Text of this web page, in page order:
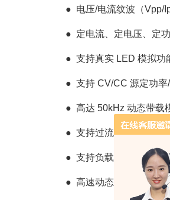
● 电压/电流纹波（Vpp/
● 定电流、定电压、定
● 支持真实 LED 模拟功
● 支持 CV/CC 源定功
● 高达 50kHz 动态带载
● 支持过流保护测试（
● 支持负载效应量测（
● 高速动态变频扫描技术